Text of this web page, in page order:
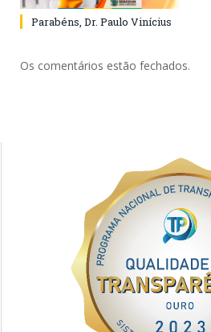
Parabéns, Dr. Paulo Vinícius
Os comentários estão fechados.